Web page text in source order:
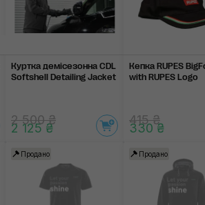
Куртка демісезонна CDL
Softshell Detailing Jacket
2 500 ₴
2 125 ₴
Кепка RUPES
with RUPES Logo
415 ₴
330 ₴
Продано Продано